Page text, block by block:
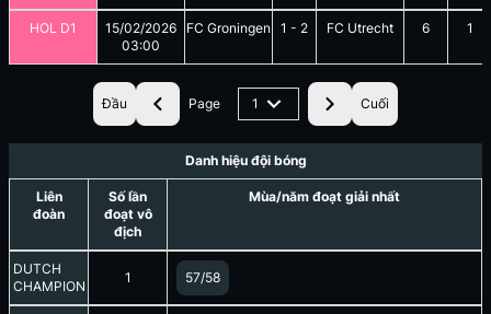
HOL D1
15/02/2026
03:00
FC Groningen 1 - 2 FC Utrecht 6 1
Đầu Page 1 Cuối
Danh hiệu đội bóng
Liên
đoàn
Số lần
đoạt vô
địch
Mùa/năm đoạt giải nhất
DUTCH
CHAMPION
1 57/58